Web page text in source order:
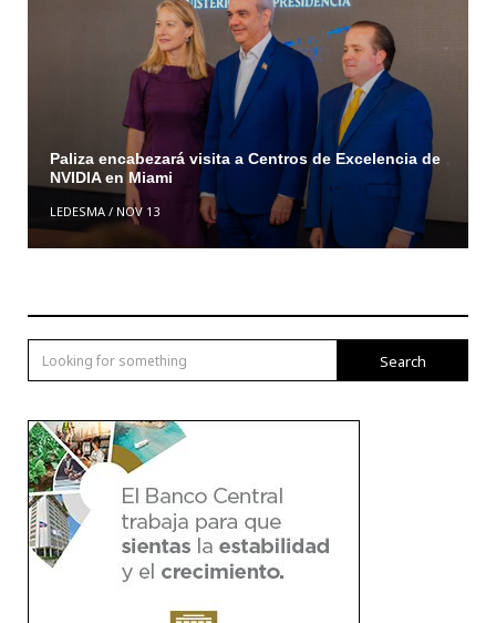
Paliza encabezará visita a Centros de Excelencia de
NVIDIA en Miami
LEDESMA/ NOV 13
Search